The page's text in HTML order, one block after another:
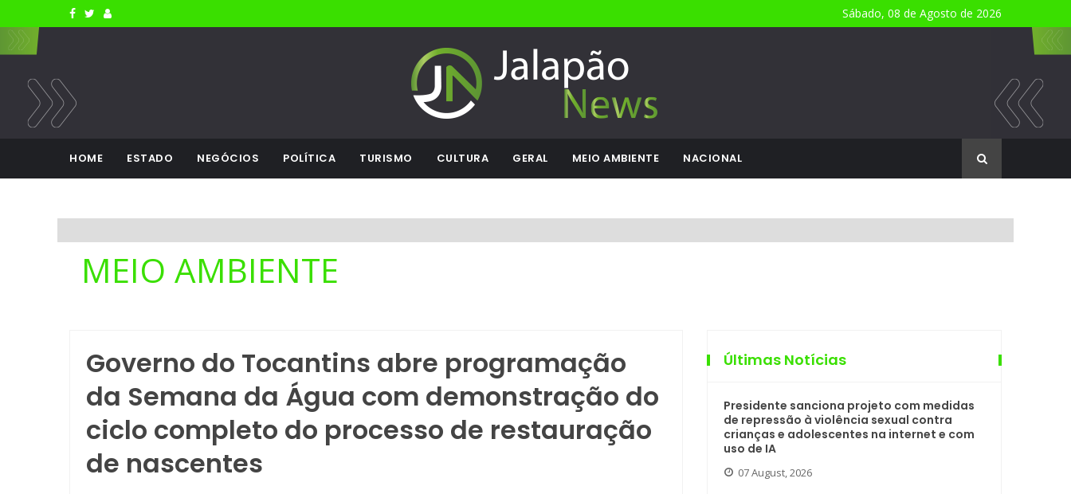
Sábado, 08 de Agosto de 2026
HOME ESTADO NEGÓCIOS POLÍTICA TURISMO CULTURA GERAL MEIO AMBIENTE NACIONAL
MEIO AMBIENTE
Governo do Tocantins abre programação
da Semana da Água com demonstração do
ciclo completo do processo de restauração
de nascentes
Últimas Notícias
Presidente sanciona projeto com medidas
de repressão à violência sexual contra
crianças e adolescentes na internet e com
uso de IA
07 August, 2026